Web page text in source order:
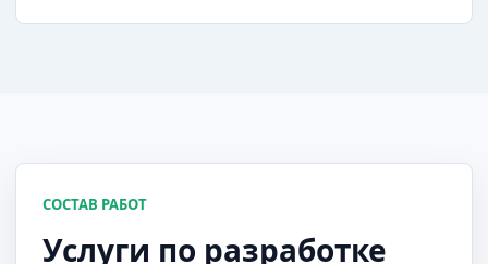
СОСТАВ РАБОТ
Услуги по разработке